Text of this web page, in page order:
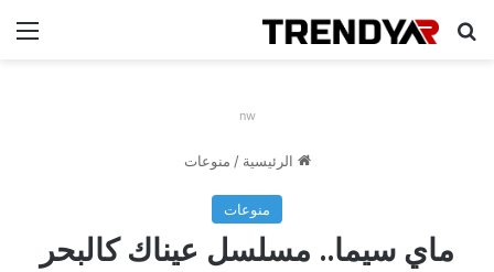
بحث عن
nw
الرئيسية / منوعات
منوعات
ماي سيما.. مسلسل عيناك كالبحر